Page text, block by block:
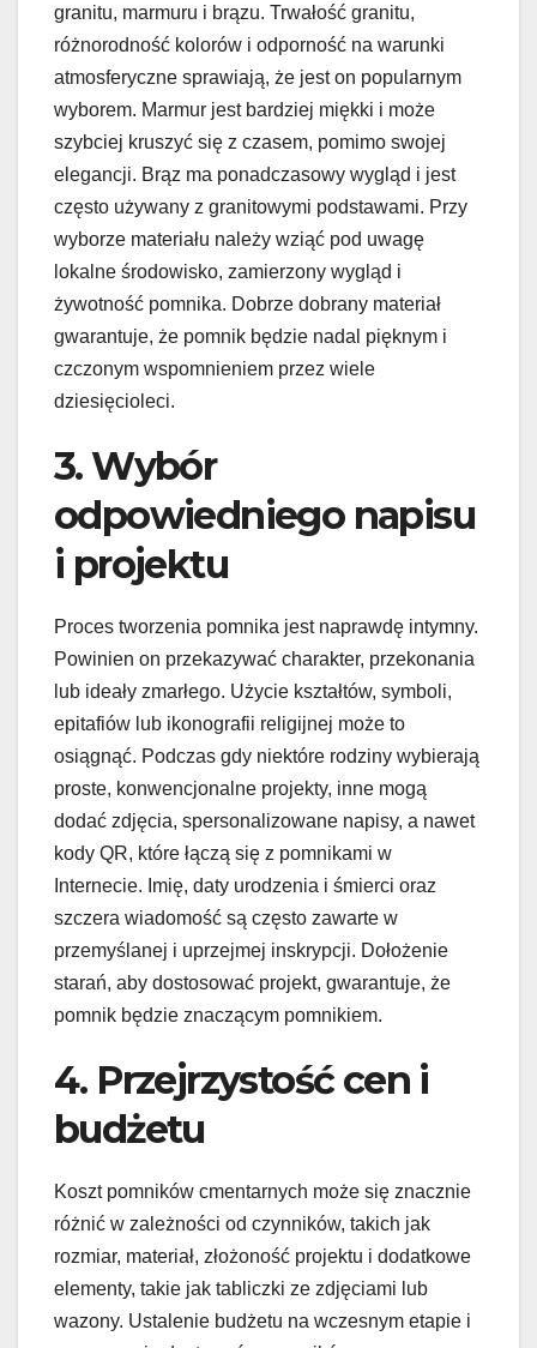
granitu, marmuru i brązu. Trwałość granitu,
różnorodność kolorów i odporność na warunki
atmosferyczne sprawiają, że jest on popularnym
wyborem. Marmur jest bardziej miękki i może
szybciej kruszyć się z czasem, pomimo swojej
elegancji. Brąz ma ponadczasowy wygląd i jest
często używany z granitowymi podstawami. Przy
wyborze materiału należy wziąć pod uwagę
lokalne środowisko, zamierzony wygląd i
żywotność pomnika. Dobrze dobrany materiał
gwarantuje, że pomnik będzie nadal pięknym i
czczonym wspomnieniem przez wiele
dziesięcioleci.
3. Wybór
odpowiedniego napisu
i projektu
Proces tworzenia pomnika jest naprawdę intymny.
Powinien on przekazywać charakter, przekonania
lub ideały zmarłego. Użycie kształtów, symboli,
epitafiów lub ikonografii religijnej może to
osiągnąć. Podczas gdy niektóre rodziny wybierają
proste, konwencjonalne projekty, inne mogą
dodać zdjęcia, spersonalizowane napisy, a nawet
kody QR, które łączą się z pomnikami w
Internecie. Imię, daty urodzenia i śmierci oraz
szczera wiadomość są często zawarte w
przemyślanej i uprzejmej inskrypcji. Dołożenie
starań, aby dostosować projekt, gwarantuje, że
pomnik będzie znaczącym pomnikiem.
4. Przejrzystość cen i
budżetu
Koszt pomników cmentarnych może się znacznie
różnić w zależności od czynników, takich jak
rozmiar, materiał, złożoność projektu i dodatkowe
elementy, takie jak tabliczki ze zdjęciami lub
wazony. Ustalenie budżetu na wczesnym etapie i